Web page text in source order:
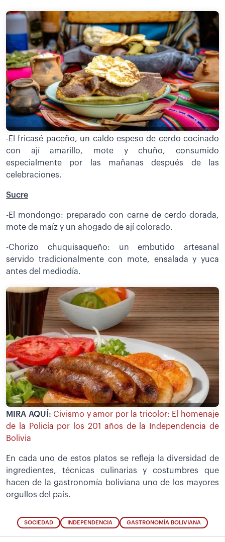
-El fricasé paceño, un caldo espeso de cerdo cocinado
con ají amarillo, mote y chuño, consumido
especialmente por las mañanas después de las
celebraciones.
Sucre
-El mondongo: preparado con carne de cerdo dorada,
mote de maíz y un ahogado de ají colorado.
-Chorizo chuquisaqueño: un embutido artesanal
servido tradicionalmente con mote, ensalada y yuca
antes del mediodía.
MIRA AQUÍ: Civismo y amor por la tricolor: El homenaje
de la Policía por los 201 años de la Independencia de
Bolivia
En cada uno de estos platos se refleja la diversidad de
ingredientes, técnicas culinarias y costumbres que
hacen de la gastronomía boliviana uno de los mayores
orgullos del país.
SOCIEDAD INDEPENDENCIA GASTRONOMÍA BOLIVIANA